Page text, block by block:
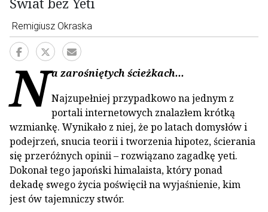
Remigiusz Okraska
Na zarośniętych ścieżkach...
Najzupełniej przypadkowo na jednym z
portali internetowych znalazłem krótką
wzmiankę. Wynikało z niej, że po latach domysłów i
podejrzeń, snucia teorii i tworzenia hipotez, ścierania
się przeróżnych opinii – rozwiązano zagadkę yeti.
Dokonał tego japoński himalaista, który ponad
dekadę swego życia poświęcił na wyjaśnienie, kim
jest ów tajemniczy stwór.